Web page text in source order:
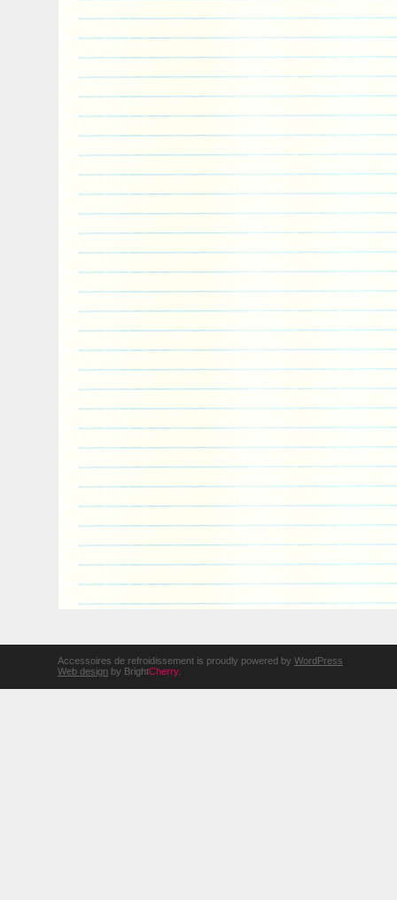
Accessoires de refroidissement is proudly powered by WordPress
Web design by BrightCherry.